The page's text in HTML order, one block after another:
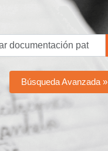
Búsqueda Avanzada »